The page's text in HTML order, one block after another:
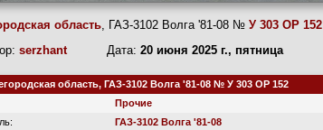
область, ГАЗ-3102 Волга '81-08 № У 303 ОР 152
serzhantДата: 20 июня 2025 г., пятница
область, ГАЗ-3102 Волга '81-08 № У 303 ОР 152
Прочие
ГАЗ-3102 Волга '81-08